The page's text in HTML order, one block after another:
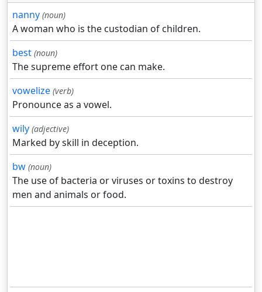
nanny (noun)
A woman who is the custodian of children.
best (noun)
The supreme effort one can make.
vowelize (verb)
Pronounce as a vowel.
wily (adjective)
Marked by skill in deception.
bw (noun)
The use of bacteria or viruses or toxins to destroy
men and animals or food.